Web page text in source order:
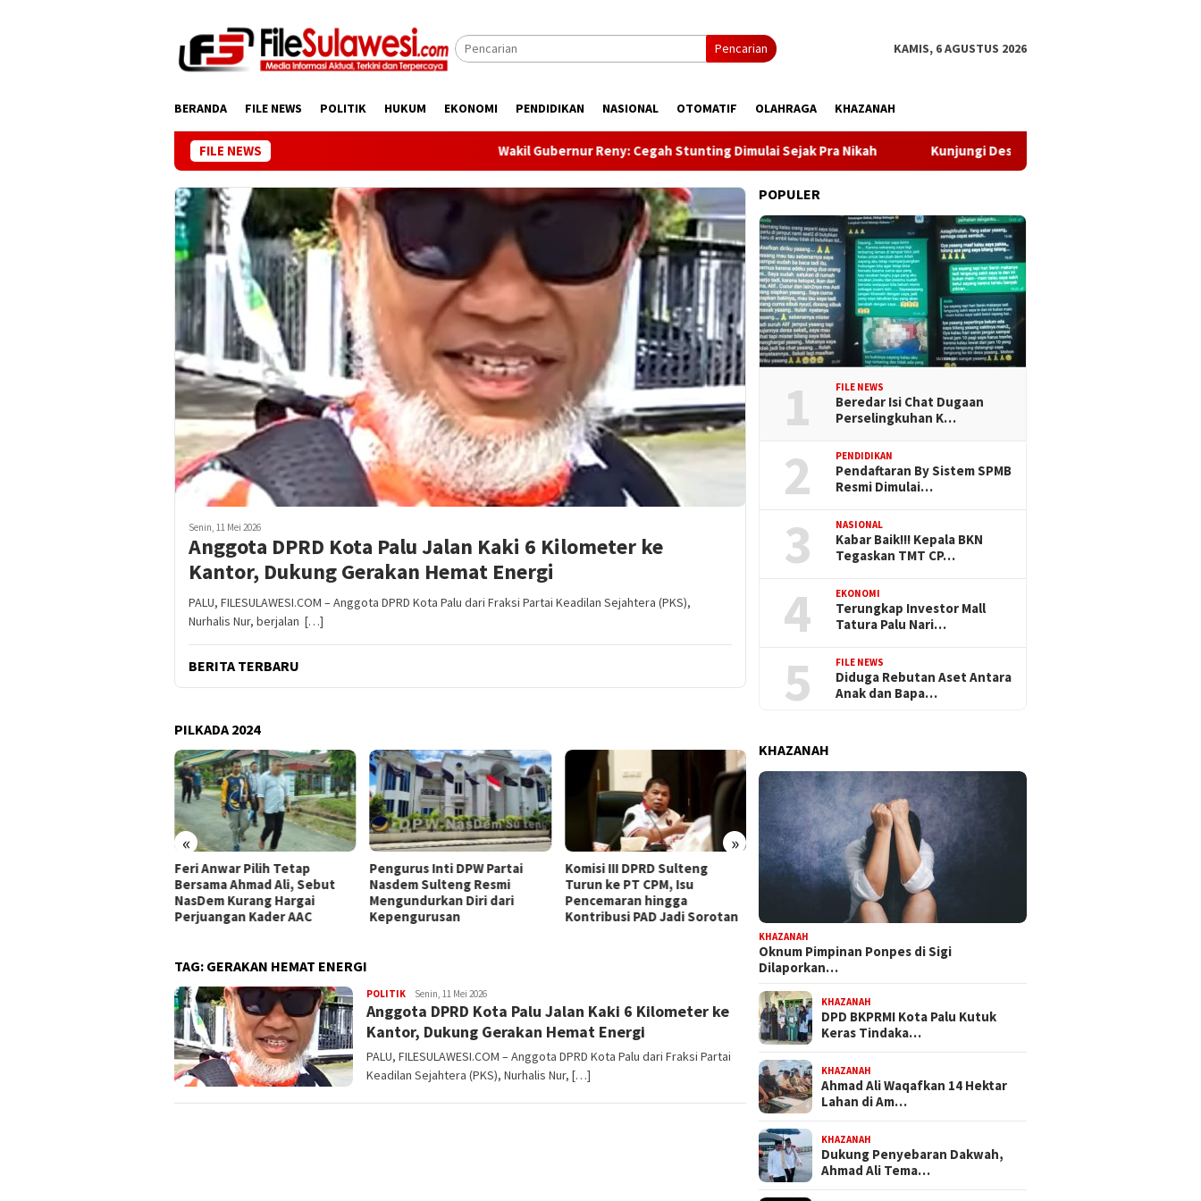
Pencarian KAMIS, 6 AGUSTUS 2026
BERANDA FILE NEWS POLITIK HUKUM EKONOMI PENDIDIKAN NASIONAL OTOMATIF OLAHRAGA KHAZANAH
FILE NEWS Wakil Gubernur Reny: Cegah Stunting Dimulai Sejak Pra Nikah Kunjungi Desa Mire, Gubernur Sulteng Pastikan
Senin, 11 Mei 2026
Anggota DPRD Kota Palu Jalan Kaki 6 Kilometer ke
Kantor, Dukung Gerakan Hemat Energi
PALU, FILESULAWESI.COM – Anggota DPRD Kota Palu dari Fraksi Partai Keadilan Sejahtera (PKS),
Nurhalis Nur, berjalan […]
BERITA TERBARU
PILKADA 2024
« »
Feri Anwar Pilih Tetap
Bersama Ahmad Ali, Sebut
NasDem Kurang Hargai
Perjuangan Kader AAC
Pengurus Inti DPW Partai
Nasdem Sulteng Resmi
Mengundurkan Diri dari
Kepengurusan
Komisi III DPRD Sulteng
Turun ke PT CPM, Isu
Pencemaran hingga
Kontribusi PAD Jadi Sorotan
Dapat Mandat PKB, H Nanang
Persiapkan Diri Hadapi
Pilwalkot Palu 2029
Propemperda 2027
TAG: GERAKAN HEMAT ENERGI
POLITIK FILESULAWESI
Senin, 11 Mei 2026
Anggota DPRD Kota Palu Jalan Kaki 6 Kilometer ke
Kantor, Dukung Gerakan Hemat Energi
PALU, FILESULAWESI.COM – Anggota DPRD Kota Palu dari Fraksi Partai
Keadilan Sejahtera (PKS), Nurhalis Nur, […]
POPULER
1 FILE NEWS
Beredar Isi Chat Dugaan
Perselingkuhan K…
2 PENDIDIKAN
Pendaftaran By Sistem SPMB
Resmi Dimulai…
3 NASIONAL
Kabar Baik!!! Kepala BKN
Tegaskan TMT CP…
4 EKONOMI
Terungkap Investor Mall
Tatura Palu Nari…
5 FILE NEWS
Diduga Rebutan Aset Antara
Anak dan Bapa…
KHAZANAH
KHAZANAH
Oknum Pimpinan Ponpes di Sigi
Dilaporkan…
KHAZANAH
DPD BKPRMI Kota Palu Kutuk
Keras Tindaka…
KHAZANAH
Ahmad Ali Waqafkan 14 Hektar
Lahan di Am…
KHAZANAH
Dukung Penyebaran Dakwah,
Ahmad Ali Tema…